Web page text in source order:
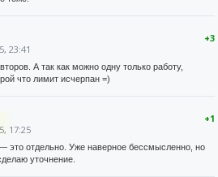
+3
23:41
А так как можно одну только работу,
что лимит исчерпан =)
+1
17:25
это отдельно. Уже наверное бессмысленно, но
уточнение.